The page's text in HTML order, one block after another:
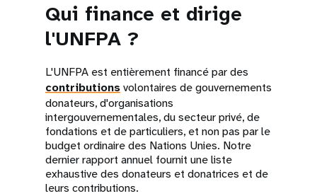
Qui finance et dirige
l'UNFPA ?
L'UNFPA est entièrement financé par des
contributionsvolontaires de gouvernements
donateurs, d'organisations
intergouvernementales, du secteur privé, de
fondations et de particuliers, et non pas par le
budget ordinaire des Nations Unies. Notre
dernier rapport annuel fournit une liste
exhaustive des donateurs et donatrices et de
leurs contributions.